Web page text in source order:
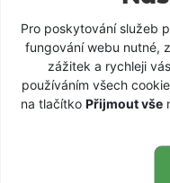
Pro poskytování služeb
fungování webu nutné,
zážitek a rychleji
používáním všech
na tlačítko Přijmout vše
štiky. délka 8 cm
SKLADEM